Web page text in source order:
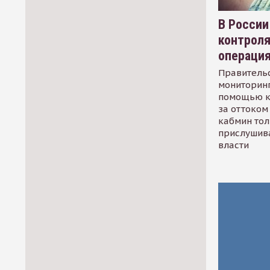
В
помощью
за
кабмин
власти